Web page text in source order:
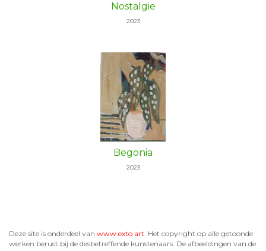
Nostalgie
2023
Begonia
2023
Deze site is onderdeel van www.exto.art. Het copyright op alle getoonde
werken berust bij de desbetreffende kunstenaars. De afbeeldingen van de